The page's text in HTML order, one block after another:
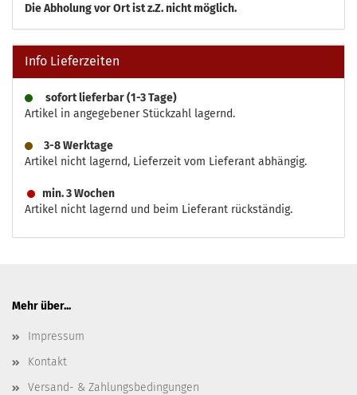
DieAbholung vor Ort ist z.Z. nicht möglich.
Info Lieferzeiten
sofort lieferbar (1-3 Tage)
Artikel in angegebener Stückzahl lagernd.
3-8 Werktage
Artikel nicht lagernd, Lieferzeit vom Lieferant abhängig.
min. 3 Wochen
Artikel nicht lagernd und beim Lieferant rückständig.
Mehr über...
Impressum
Kontakt
Versand- & Zahlungsbedingungen